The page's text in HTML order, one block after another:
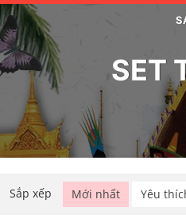
SET
Sắp xếp Mới nhất Yêu